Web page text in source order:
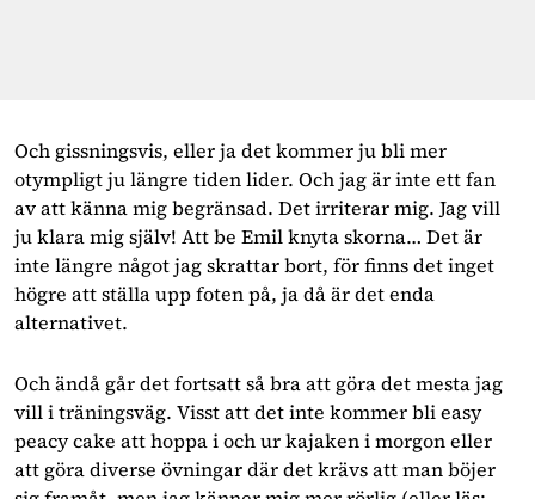
Och gissningsvis, eller ja det kommer ju bli mer
otympligt ju längre tiden lider. Och jag är inte ett fan
av att känna mig begränsad. Det irriterar mig. Jag vill
ju klara mig själv! Att be Emil knyta skorna… Det är
inte längre något jag skrattar bort, för finns det inget
högre att ställa upp foten på, ja då är det enda
alternativet.
Och ändå går det fortsatt så bra att göra det mesta jag
vill i träningsväg. Visst att det inte kommer bli easy
peacy cake att hoppa i och ur kajaken i morgon eller
att göra diverse övningar där det krävs att man böjer